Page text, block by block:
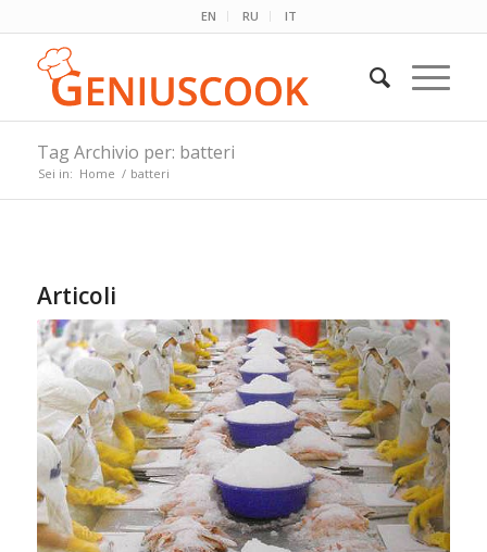
EN RU IT
Tag Archivio per: batteri
Sei in: Home / batteri
Articoli